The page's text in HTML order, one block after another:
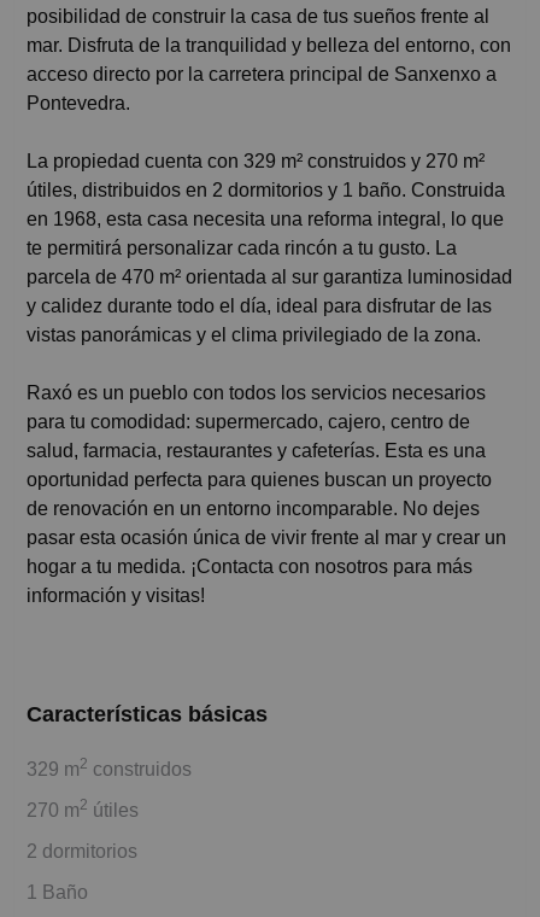
posibilidad de construir la casa de tus sueños frente al
mar. Disfruta de la tranquilidad y belleza del entorno, con
acceso directo por la carretera principal de Sanxenxo a
Pontevedra.
La propiedad cuenta con 329 m² construidos y 270 m²
útiles, distribuidos en 2 dormitorios y 1 baño. Construida
en 1968, esta casa necesita una reforma integral, lo que
te permitirá personalizar cada rincón a tu gusto. La
parcela de 470 m² orientada al sur garantiza luminosidad
y calidez durante todo el día, ideal para disfrutar de las
vistas panorámicas y el clima privilegiado de la zona.
Raxó es un pueblo con todos los servicios necesarios
para tu comodidad: supermercado, cajero, centro de
salud, farmacia, restaurantes y cafeterías. Esta es una
oportunidad perfecta para quienes buscan un proyecto
de renovación en un entorno incomparable. No dejes
pasar esta ocasión única de vivir frente al mar y crear un
hogar a tu medida. ¡Contacta con nosotros para más
información y visitas!
Características básicas
329 m2 construidos
270 m2 útiles
2 dormitorios
1 Baño